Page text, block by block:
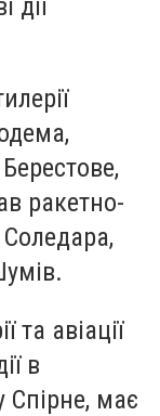
дії
ракетно-
Соледара,
та авіації
в
Спірне, має